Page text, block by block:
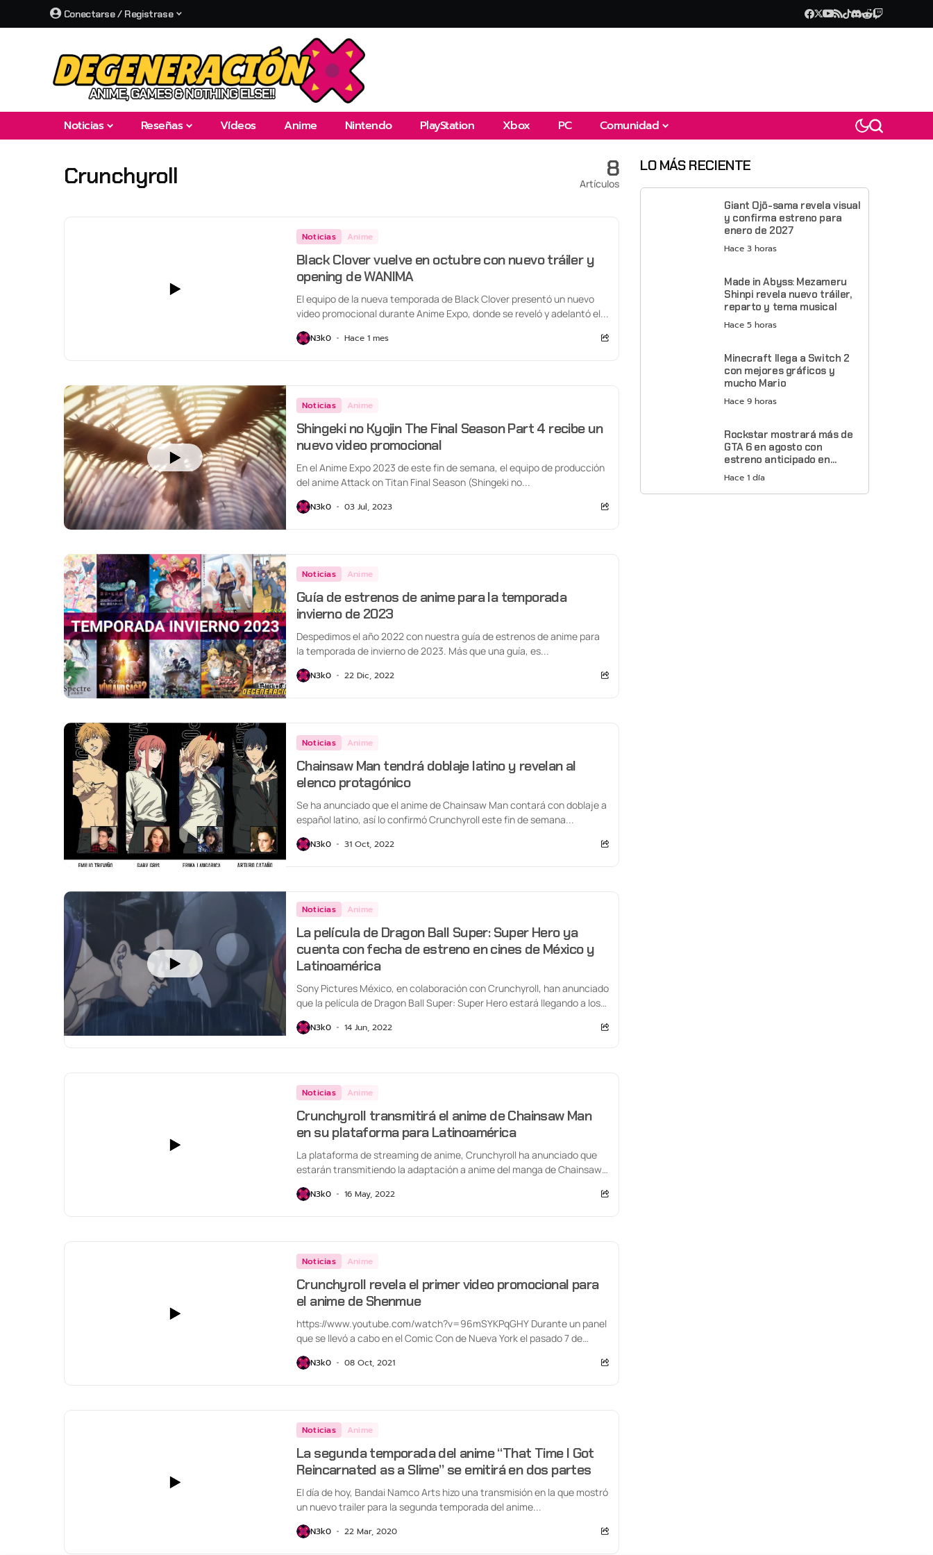
Conectarse / Registrase
Noticias Reseñas Vídeos Anime Nintendo PlayStation Xbox PC Comunidad
Crunchyroll 8
Artículos
Noticias Anime
Black Clover vuelve en octubre con nuevo tráiler y
opening de WANIMA
El equipo de la nueva temporada de Black Clover presentó un nuevo
video promocional durante Anime Expo, donde se reveló y adelantó el...
N3k0 Hace 1 mes
Noticias Anime
Shingeki no Kyojin The Final Season Part 4 recibe un
nuevo video promocional
En el Anime Expo 2023 de este fin de semana, el equipo de producción
del anime Attack on Titan Final Season (Shingeki no...
N3k0 03 Jul, 2023
Noticias Anime
Guía de estrenos de anime para la temporada
invierno de 2023
Despedimos el año 2022 con nuestra guía de estrenos de anime para
la temporada de invierno de 2023. Más que una guía, es...
N3k0 22 Dic, 2022
Noticias Anime
Chainsaw Man tendrá doblaje latino y revelan al
elenco protagónico
Se ha anunciado que el anime de Chainsaw Man contará con doblaje a
español latino, así lo confirmó Crunchyroll este fin de semana...
N3k0 31 Oct, 2022
Noticias Anime
La película de Dragon Ball Super: Super Hero ya
cuenta con fecha de estreno en cines de México y
Latinoamérica
Sony Pictures México, en colaboración con Crunchyroll, han anunciado
que la película de Dragon Ball Super: Super Hero estará llegando a los
cines...
N3k0 14 Jun, 2022
Noticias Anime
Crunchyroll transmitirá el anime de Chainsaw Man
en su plataforma para Latinoamérica
La plataforma de streaming de anime, Crunchyroll ha anunciado que
estarán transmitiendo la adaptación a anime del manga de Chainsaw
Man de Tatsuki...
N3k0 16 May, 2022
Noticias Anime
Crunchyroll revela el primer video promocional para
el anime de Shenmue
https://www.youtube.com/watch?v=96mSYKPqGHY Durante un panel
que se llevó a cabo en el Comic Con de Nueva York el pasado 7 de
octubre, Crunchyroll en...
N3k0 08 Oct, 2021
Noticias Anime
La segunda temporada del anime “That Time I Got
Reincarnated as a Slime” se emitirá en dos partes
El día de hoy, Bandai Namco Arts hizo una transmisión en la que mostró
un nuevo trailer para la segunda temporada del anime...
N3k0 22 Mar, 2020
LO MÁS RECIENTE
Giant Ojō-sama revela visual
y confirma estreno para
enero de 2027
Hace 3 horas
Made in Abyss: Mezameru
Shinpi revela nuevo tráiler,
reparto y tema musical
Hace 5 horas
Minecraft llega a Switch 2
con mejores gráficos y
mucho Mario
Hace 9 horas
Rockstar mostrará más de
GTA 6 en agosto con
estreno anticipado en
Netflix
Hace 1 día